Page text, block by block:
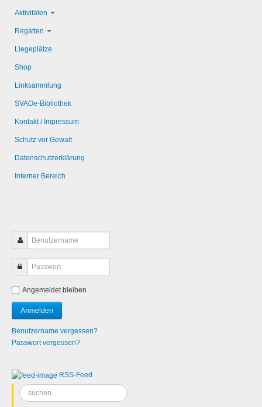
Aktivitäten
Regatten
Liegeplätze
Shop
Linksammlung
SVAOe-Bibliothek
Kontakt / Impressum
Schutz vor Gewalt
Datenschutzerklärung
Interner Bereich
Angemeldet bleiben
Benutzername vergessen?
Passwort vergessen?
RSS-Feed
Suchen
...